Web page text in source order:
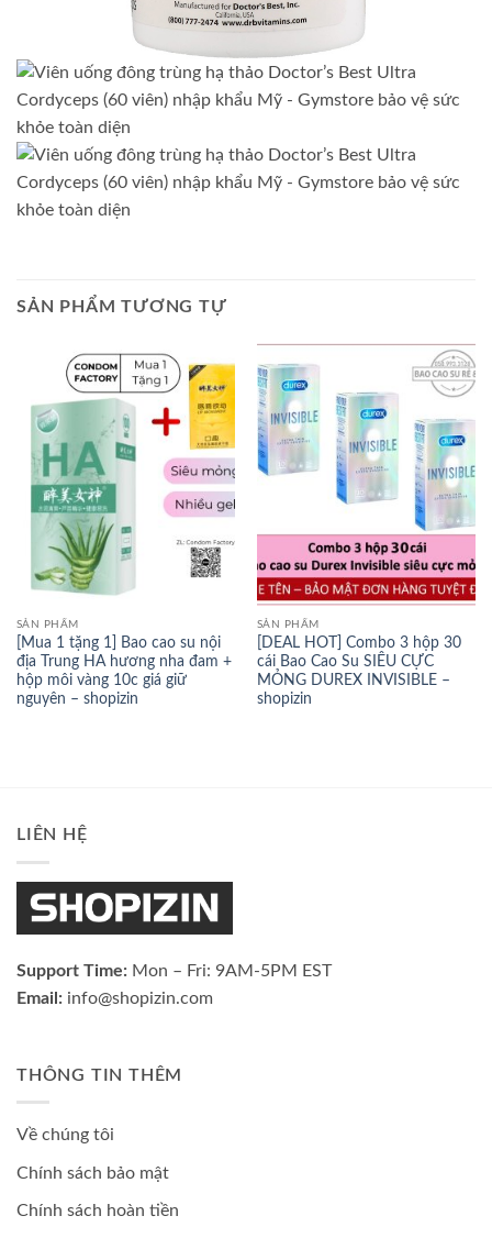
SẢN PHẨM TƯƠNG TỰ
SẢN PHẨM
[Mua 1 tặng 1] Bao cao su nội
địa Trung HA hương nha đam +
hộp môi vàng 10c giá giữ
nguyên – shopizin
SẢN PHẨM
[DEAL HOT] Combo 3 hộp 30
cái Bao Cao Su SIÊU CỰC
MỎNG DUREX INVISIBLE –
shopizin
LIÊN HỆ
Support Time: Mon – Fri: 9AM-5PM EST
Email: info@shopizin.com
THÔNG TIN THÊM
Về chúng tôi
Chính sách bảo mật
Chính sách hoàn tiền